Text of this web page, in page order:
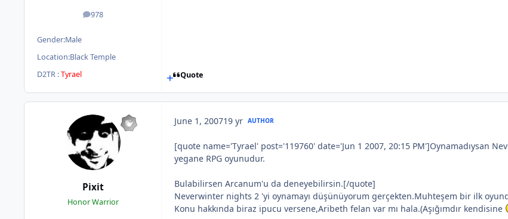
978
posts
Gender:Male
Location:Black Temple
D2TR :Tyrael Quote
Pixit
Honor Warrior
June 1, 200719 yr AUTHOR
[quote name='Tyrael' post='119760' date='Jun 1 2007, 20:15 PM']Oynamadıysan
yegane RPG oyunudur.
Bulabilirsen Arcanum'u da deneyebilirsin.[/quote]
Neverwinter nights 2 'yi oynamayı düşünüyorum gerçekten.Muhteşem bir ilk
Konu hakkında biraz ipucu versene,Aribeth felan var mı hala.(Aşığımdır kendisine